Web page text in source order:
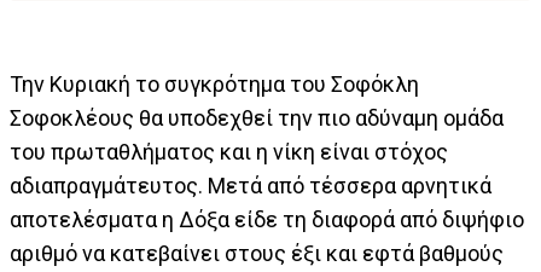
Την Κυριακή το συγκρότημα του Σοφόκλη
Σοφοκλέους θα υποδεχθεί την πιο αδύναμη ομάδα
του πρωταθλήματος και η νίκη είναι στόχος
αδιαπραγμάτευτος. Μετά από τέσσερα αρνητικά
αποτελέσματα η Δόξα είδε τη διαφορά από διψήφιο
αριθμό να κατεβαίνει στους έξι και εφτά βαθμούς